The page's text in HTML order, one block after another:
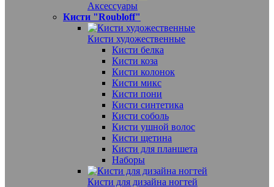
Аксессуары
Кисти "Roubloff"
Кисти художественные
Кисти белка
Кисти коза
Кисти колонок
Кисти микс
Кисти пони
Кисти синтетика
Кисти соболь
Кисти ушной волос
Кисти щетина
Кисти для планшета
Наборы
Кисти для дизайна ногтей